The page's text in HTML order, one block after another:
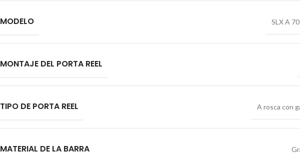
MODELO SLX A
MONTAJE DEL PORTA REEL
TIPO DE PORTA REEL A rosca con
MATERIAL DE LA BARRA